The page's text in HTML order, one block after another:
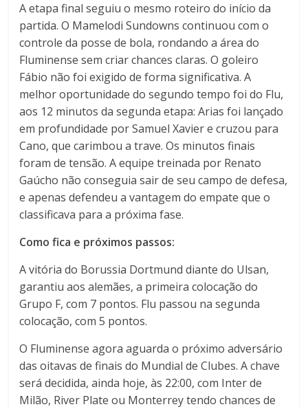
A etapa final seguiu o mesmo roteiro do início da
partida. O Mamelodi Sundowns continuou com o
controle da posse de bola, rondando a área do
Fluminense sem criar chances claras. O goleiro
Fábio não foi exigido de forma significativa. A
melhor oportunidade do segundo tempo foi do Flu,
aos 12 minutos da segunda etapa: Arias foi lançado
em profundidade por Samuel Xavier e cruzou para
Cano, que carimbou a trave. Os minutos finais
foram de tensão. A equipe treinada por Renato
Gaúcho não conseguia sair de seu campo de defesa,
e apenas defendeu a vantagem do empate que o
classificava para a próxima fase.
Como fica e próximos passos:
A vitória do Borussia Dortmund diante do Ulsan,
garantiu aos alemães, a primeira colocação do
Grupo F, com 7 pontos. Flu passou na segunda
colocação, com 5 pontos.
O Fluminense agora aguarda o próximo adversário
das oitavas de finais do Mundial de Clubes. A chave
será decidida, ainda hoje, às 22:00, com Inter de
Milão, River Plate ou Monterrey tendo chances de